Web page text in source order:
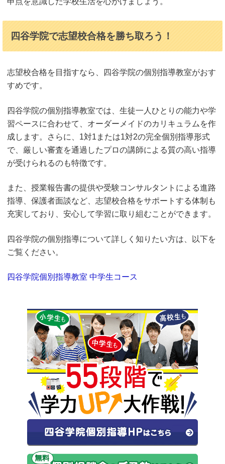
四谷学院で志望校合格を勝ち取ろう！
志望校合格を目指すなら、四谷学院の個別指導教室がおす
すめです。
四谷学院の個別指導教室では、生徒一人ひとりの能力や学
習ペースに合わせて、オーダーメイドのカリキュラムを作
成します。さらに、1対1または1対2の完全個別指導形式
で、厳しい審査を通過したプロの講師による質の高い指導
が受けられるのも特徴です。
また、授業報告書の提供や受験コンサルタントによる進路
指導、保護者面談など、志望校合格をサポートする体制も
充実しており、安心して学習に取り組むことができます。
四谷学院の個別指導について詳しく知りたい方は、以下を
ご覧ください。
四谷学院個別指導教室 中学生コース